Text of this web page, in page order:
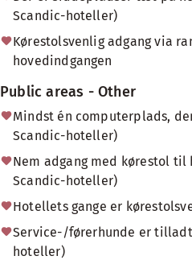
Scandic-hoteller)
Kørestolsvenlig adgang via
hovedindgangen
Public areas - Other
Mindst én computerplads,
Scandic-hoteller)
Nem adgang med kørestol
Scandic-hoteller)
Hotellets gange er
Service-/førerhunde er
hoteller)